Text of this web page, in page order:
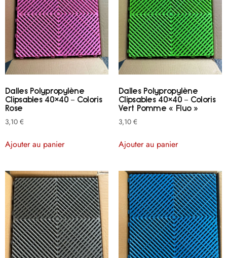
Dalles Polypropylène
Clipsables 40×40 – Coloris
Rose
3,10 €
Ajouter au panier
Dalles Polypropylène
Clipsables 40×40 – Coloris
Vert Pomme « Fluo »
3,10 €
Ajouter au panier